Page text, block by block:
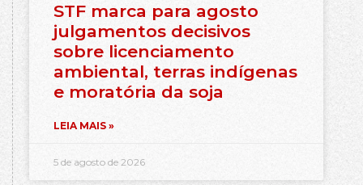
STF marca para agosto
julgamentos decisivos
sobre licenciamento
ambiental, terras indígenas
e moratória da soja
LEIA MAIS »
5 de agosto de 2026